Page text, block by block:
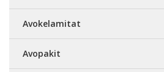
Avokelamitat
Avopakit